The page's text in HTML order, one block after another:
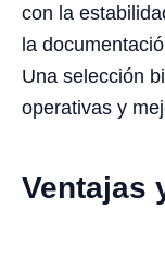
con la
la
Una selección
operativas y
Ventajas